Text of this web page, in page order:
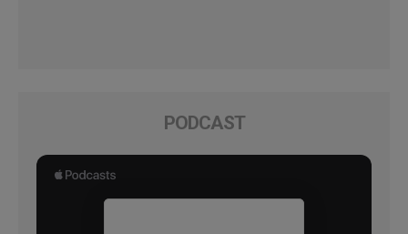
PODCAST